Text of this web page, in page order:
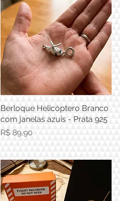
Visualização rápida
Berloque Helicóptero Branco
com janelas azuis - Prata 925
Preço
R$ 89,90